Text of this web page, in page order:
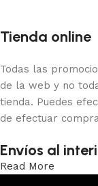
Tienda online
Todas las
de la web y no
tienda. Puedes
de efectuar
Envíos al
Read More